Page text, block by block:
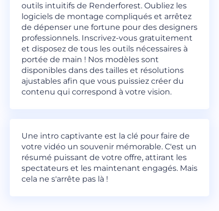
outils intuitifs de Renderforest. Oubliez les
logiciels de montage compliqués et arrêtez
de dépenser une fortune pour des designers
professionnels. Inscrivez-vous gratuitement
et disposez de tous les outils nécessaires à
portée de main ! Nos modèles sont
disponibles dans des tailles et résolutions
ajustables afin que vous puissiez créer du
contenu qui correspond à votre vision.
Une intro captivante est la clé pour faire de
votre vidéo un souvenir mémorable. C'est un
résumé puissant de votre offre, attirant les
spectateurs et les maintenant engagés. Mais
cela ne s'arrête pas là !